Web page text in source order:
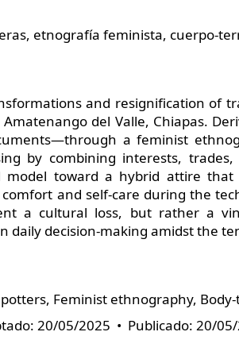
etnografía feminista, cuerpo-
and resignification of
del Valle, Chiapas.
a feminist
by combining interests,
toward a hybrid attire that
and self-care during the
a cultural loss, but rather a
daily decision-making amidst the
Feminist ethnography,
20/05/2025 • Publicado: 20/